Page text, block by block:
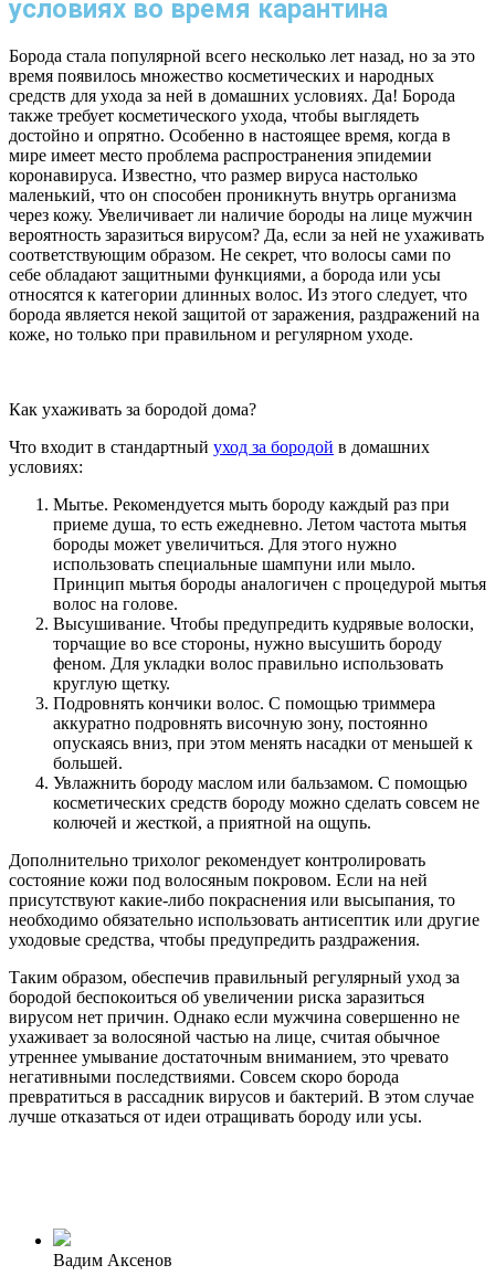
условиях во время карантина
Борода стала популярной всего несколько лет назад, но за это
время появилось множество косметических и народных
средств для ухода за ней в домашних условиях. Да! Борода
также требует косметического ухода, чтобы выглядеть
достойно и опрятно. Особенно в настоящее время, когда в
мире имеет место проблема распространения эпидемии
коронавируса. Известно, что размер вируса настолько
маленький, что он способен проникнуть внутрь организма
через кожу. Увеличивает ли наличие бороды на лице мужчин
вероятность заразиться вирусом? Да, если за ней не ухаживать
соответствующим образом. Не секрет, что волосы сами по
себе обладают защитными функциями, а борода или усы
относятся к категории длинных волос. Из этого следует, что
борода является некой защитой от заражения, раздражений на
коже, но только при правильном и регулярном уходе.
Как ухаживать за бородой дома?
Что входит в стандартный уход за бородой в домашних
условиях:
Мытье. Рекомендуется мыть бороду каждый раз при
приеме душа, то есть ежедневно. Летом частота мытья
бороды может увеличиться. Для этого нужно
использовать специальные шампуни или мыло.
Принцип мытья бороды аналогичен с процедурой мытья
волос на голове.
Высушивание. Чтобы предупредить кудрявые волоски,
торчащие во все стороны, нужно высушить бороду
феном. Для укладки волос правильно использовать
круглую щетку.
Подровнять кончики волос. С помощью триммера
аккуратно подровнять височную зону, постоянно
опускаясь вниз, при этом менять насадки от меньшей к
большей.
Увлажнить бороду маслом или бальзамом. С помощью
косметических средств бороду можно сделать совсем не
колючей и жесткой, а приятной на ощупь.
Дополнительно трихолог рекомендует контролировать
состояние кожи под волосяным покровом. Если на ней
присутствуют какие-либо покраснения или высыпания, то
необходимо обязательно использовать антисептик или другие
уходовые средства, чтобы предупредить раздражения.
Таким образом, обеспечив правильный регулярный уход за
бородой беспокоиться об увеличении риска заразиться
вирусом нет причин. Однако если мужчина совершенно не
ухаживает за волосяной частью на лице, считая обычное
утреннее умывание достаточным вниманием, это чревато
негативными последствиями. Совсем скоро борода
превратиться в рассадник вирусов и бактерий. В этом случае
лучше отказаться от идеи отращивать бороду или усы.
Вадим Аксенов